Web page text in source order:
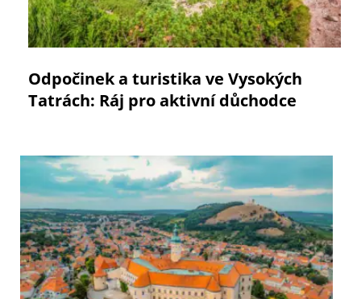
Odpočinek a turistika ve Vysokých
Tatrách: Ráj pro aktivní důchodce